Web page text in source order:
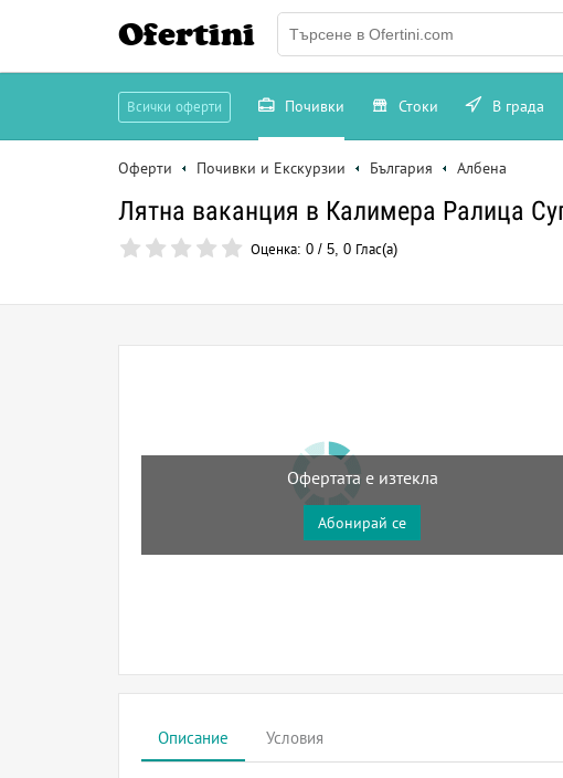
Ofertini
Всички оферти Почивки Стоки В града
Оферти Почивки и Екскурзии България Албена
Лятна ваканция в Калимера Ралица
Оценка: 0 / 5, 0 Глас(а)
Офертата е изтекла
Абонирай се
Описание Условия